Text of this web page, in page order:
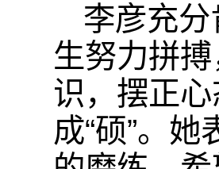
李彦充
生努力拼
识，摆正
成“硕”。